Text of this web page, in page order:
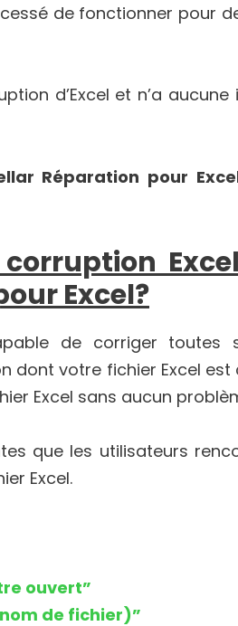
de fonctionner pour
d’Excel et n’a aucune
Réparation pour
Excel?
de corriger toutes
dont votre fichier Excel
Excel sans aucun
que les utilisateurs
Excel.
ouvert”
de fichier)”